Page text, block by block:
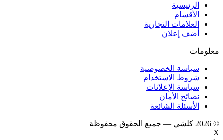
الرئيسية
الأقسام
العلامات التجارية
أضف إعلان
معلومات
سياسة الخصوصية
شروط الاستخدام
سياسة الإعلانات
نصائح الأمان
الأسئلة الشائعة
©
2026 كلشي — جميع الحقوق محفوظة
X